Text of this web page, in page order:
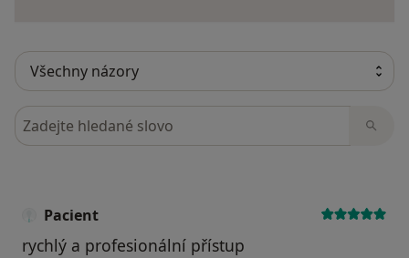
Hledejte v názorech
Pacient
rychlý a profesionální přístup